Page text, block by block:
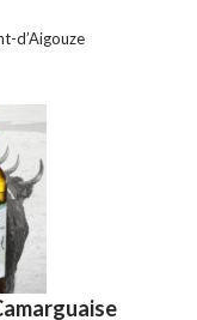
d’Aigouze